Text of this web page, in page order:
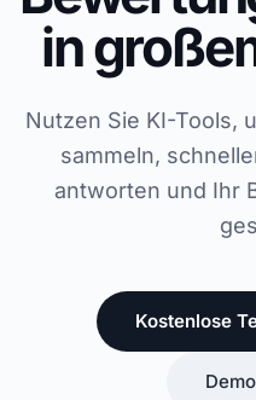
in
Nutzen Sie KI-Tools,
sammeln,
antworten und Ihr
Kostenlose